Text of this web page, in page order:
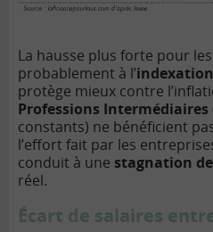
La hausse plus forte pour les
probablement à l’
protège mieux contre
Professions Intermédiaires
constants) ne bénéficient
l’effort fait par les
conduit à une stagnation
réel.
Écart de salaires